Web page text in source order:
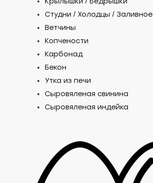
Студни / Холодцы / Заливное
Ветчины
Копчености
Карбонад
Бекон
Утка из печи
Сыровяленая свинина
Сыровяленая индейка